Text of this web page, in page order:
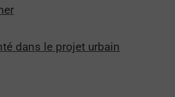
dans le projet urbain